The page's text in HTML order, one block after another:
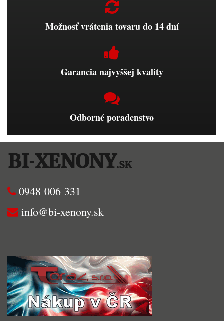
Možnosť vrátenia tovaru do 14 dní
Garancia najvyššej kvality
Odborné poradenstvo
0948 006 331
info@bi-xenony.sk